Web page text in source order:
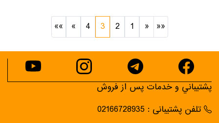
««
«
1
2
3
4
»
»»
پشتيباني و خدمات پس از فروش
تلفن پشتیبانی : 02166728935